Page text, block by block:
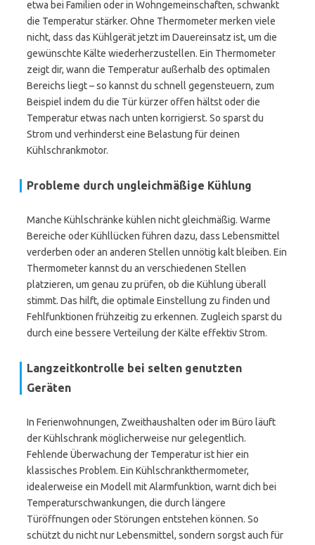
etwa bei Familien oder in Wohngemeinschaften, schwankt
die Temperatur stärker. Ohne Thermometer merken viele
nicht, dass das Kühlgerät jetzt im Dauereinsatz ist, um die
gewünschte Kälte wiederherzustellen. Ein Thermometer
zeigt dir, wann die Temperatur außerhalb des optimalen
Bereichs liegt – so kannst du schnell gegensteuern, zum
Beispiel indem du die Tür kürzer offen hältst oder die
Temperatur etwas nach unten korrigierst. So sparst du
Strom und verhinderst eine Belastung für deinen
Kühlschrankmotor.
Probleme durch ungleichmäßige Kühlung
Manche Kühlschränke kühlen nicht gleichmäßig. Warme
Bereiche oder Kühllücken führen dazu, dass Lebensmittel
verderben oder an anderen Stellen unnötig kalt bleiben. Ein
Thermometer kannst du an verschiedenen Stellen
platzieren, um genau zu prüfen, ob die Kühlung überall
stimmt. Das hilft, die optimale Einstellung zu finden und
Fehlfunktionen frühzeitig zu erkennen. Zugleich sparst du
durch eine bessere Verteilung der Kälte effektiv Strom.
Langzeitkontrolle bei selten genutzten
Geräten
In Ferienwohnungen, Zweithaushalten oder im Büro läuft
der Kühlschrank möglicherweise nur gelegentlich.
Fehlende Überwachung der Temperatur ist hier ein
klassisches Problem. Ein Kühlschrankthermometer,
idealerweise ein Modell mit Alarmfunktion, warnt dich bei
Temperaturschwankungen, die durch längere
Türöffnungen oder Störungen entstehen können. So
schützt du nicht nur Lebensmittel, sondern sorgst auch für